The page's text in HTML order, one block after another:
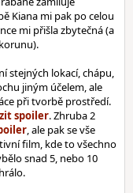
Kiana mi pak po celou
mi přišla zbytečná (a
stejných lokací, chápu,
jiným účelem, ale
při tvorbě prostředí.
. Zhruba 2
, ale pak se vše
film, kde to všechno
snad 5, nebo 10